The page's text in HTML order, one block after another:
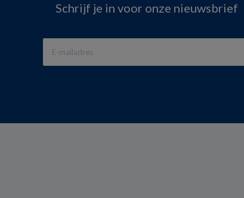
Schrijf je in voor onze nieuwsbrief